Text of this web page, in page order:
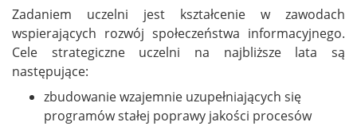
Zadaniem uczelni jest kształcenie w zawodach
wspierających rozwój społeczeństwa informacyjnego.
Cele strategiczne uczelni na najbliższe lata są
następujące:
zbudowanie wzajemnie uzupełniających się
programów stałej poprawy jakości procesów